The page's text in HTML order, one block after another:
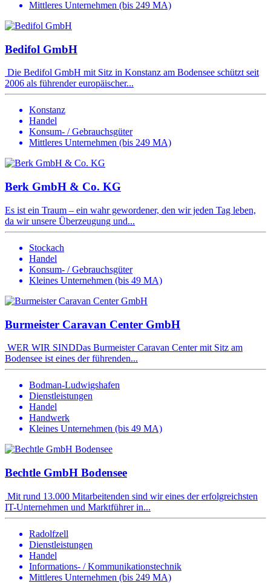
Mittleres Unternehmen (bis 249 MA)
Bedifol GmbH
Die Bedifol GmbH mit Sitz in Konstanz am Bodensee schützt seit
2006 als führender europäischer...
Konstanz
Handel
Konsum- / Gebrauchsgüter
Mittleres Unternehmen (bis 249 MA)
Berk GmbH & Co. KG
Es ist ein Traum – ein wahr gewordener, den wir jeden Tag leben,
da wir unsere Überzeugung und...
Stockach
Handel
Konsum- / Gebrauchsgüter
Kleines Unternehmen (bis 49 MA)
Burmeister Caravan Center GmbH
WER WIR SINDDas Burmeister Caravan Center mit Sitz am
Bodensee ist eines der führenden...
Bodman-Ludwigshafen
Dienstleistungen
Handel
Handwerk
Kleines Unternehmen (bis 49 MA)
Bechtle GmbH Bodensee
Mit rund 13.000 Mitarbeitenden sind wir eines der erfolgreichsten
IT-Unternehmen und Marktführer in...
Radolfzell
Dienstleistungen
Handel
Informations- / Kommunikationstechnik
Mittleres Unternehmen (bis 249 MA)